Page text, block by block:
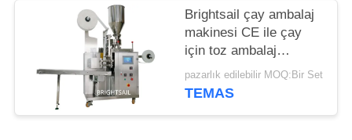
Brightsail çay ambalaj
makinesi CE ile çay
için toz ambalaj
makinesi
pazarlık edilebilir MOQ:Bir Set
TEMAS